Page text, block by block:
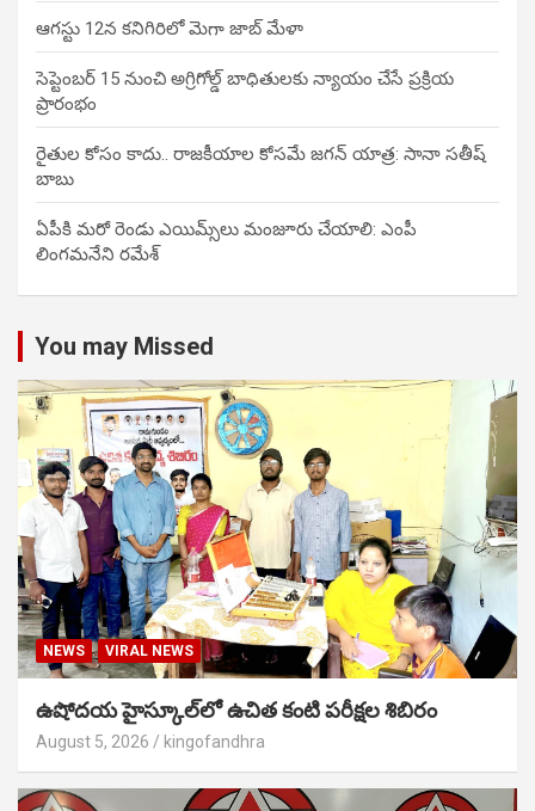
ఆగస్టు 12న కనిగిరిలో మెగా జాబ్ మేళా
సెప్టెంబర్ 15 నుంచి అగ్రిగోల్డ్ బాధితులకు న్యాయం చేసే ప్రక్రియ
ప్రారంభం
రైతుల కోసం కాదు.. రాజకీయాల కోసమే జగన్ యాత్ర: సానా సతీష్
బాబు
ఏపీకి మరో రెండు ఎయిమ్స్‌లు మంజూరు చేయాలి: ఎంపీ
లింగమనేని రమేశ్
You may Missed
NEWS VIRAL NEWS
ఉషోదయ హైస్కూల్‌లో ఉచిత కంటి పరీక్షల శిబిరం
August 5, 2026 kingofandhra